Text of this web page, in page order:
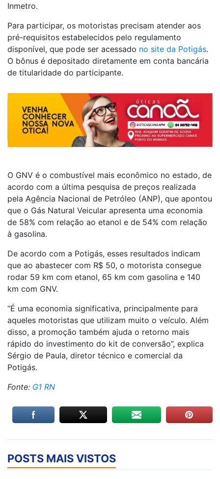
Inmetro.
Para participar, os motoristas precisam atender aos
pré-requisitos estabelecidos pelo regulamento
disponível, que pode ser acessado no site da Potigás.
O bônus é depositado diretamente em conta bancária
de titularidade do participante.
O GNV é o combustível mais econômico no estado, de
acordo com a última pesquisa de preços realizada
pela Agência Nacional de Petróleo (ANP), que apontou
que o Gás Natural Veicular apresenta uma economia
de 58% com relação ao etanol e de 54% com relação
à gasolina.
De acordo com a Potigás, esses resultados indicam
que ao abastecer com R$ 50, o motorista consegue
rodar 59 km com etanol, 65 km com gasolina e 140
km com GNV.
“É uma economia significativa, principalmente para
aqueles motoristas que utilizam muito o veículo. Além
disso, a promoção também ajuda o retorno mais
rápido do investimento do kit de conversão”, explica
Sérgio de Paula, diretor técnico e comercial da
Potigás.
Fonte: G1 RN
POSTS MAIS VISTOS